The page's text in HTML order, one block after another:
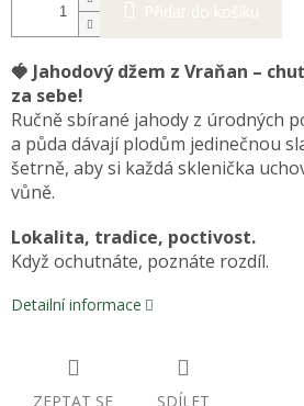
Přidat do košíku
🍓 Jahodový džem z Vraňan –
za sebe!
Ručně sbírané jahody z úrodných
a půda dávají plodům jedinečnou
šetrně, aby si každá sklenička
vůně.
Lokalita, tradice, poctivost.
Když ochutnáte, poznáte rozdíl.
Detailní informace
ZEPTAT SE SDÍLET